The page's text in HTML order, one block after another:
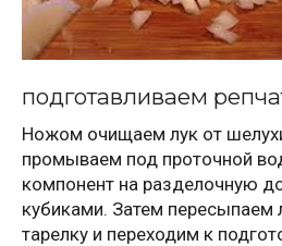
подготавливаем
Ножом очищаем лук от
промываем под проточной
компонент на разделочную
кубиками. Затем пересыпаем
тарелку и переходим к